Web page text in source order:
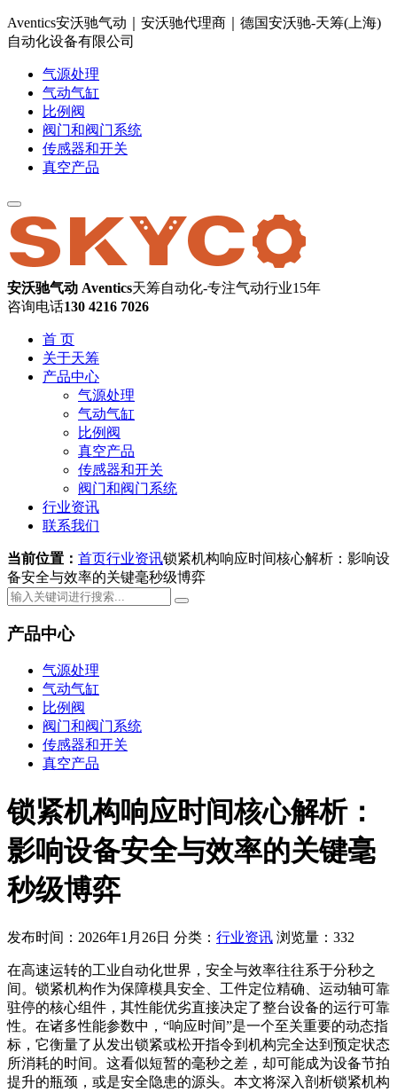
Aventics安沃驰气动｜安沃驰代理商｜德国安沃驰-天筹(上海)
自动化设备有限公司
气源处理
气动气缸
比例阀
阀门和阀门系统
传感器和开关
真空产品
安沃驰气动 Aventics天筹自动化-专注气动行业15年
咨询电话130 4216 7026
首 页
关于天筹
产品中心
气源处理
气动气缸
比例阀
真空产品
传感器和开关
阀门和阀门系统
行业资讯
联系我们
当前位置： 首页行业资讯锁紧机构响应时间核心解析：影响设
备安全与效率的关键毫秒级博弈
产品中心
气源处理
气动气缸
比例阀
阀门和阀门系统
传感器和开关
真空产品
锁紧机构响应时间核心解析：
影响设备安全与效率的关键毫
秒级博弈
发布时间：2026年1月26日 分类： 行业资讯 浏览量：332
在高速运转的工业自动化世界，安全与效率往往系于分秒之
间。锁紧机构作为保障模具安全、工件定位精确、运动轴可靠
驻停的核心组件，其性能优劣直接决定了整台设备的运行可靠
性。在诸多性能参数中，“响应时间”是一个至关重要的动态指
标，它衡量了从发出锁紧或松开指令到机构完全达到预定状态
所消耗的时间。这看似短暂的毫秒之差，却可能成为设备节拍
提升的瓶颈，或是安全隐患的源头。本文将深入剖析锁紧机构